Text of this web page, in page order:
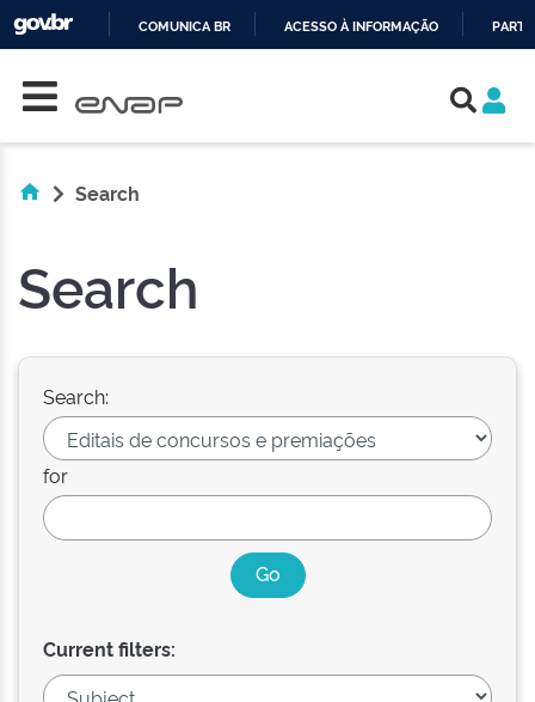
COMUNICA BR ACESSO À INFORMAÇÃO
Search
Search
Search:
for
Current filters: